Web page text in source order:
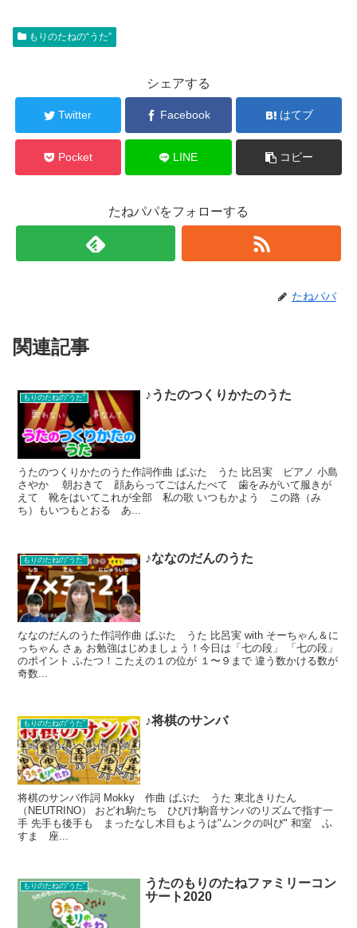
もりのたねの“うた”
シェアする
Twitter Facebook はてブ
Pocket LINE コピー
たねパパをフォローする
たねパパ
関連記事
もりのたねの“うた” ♪うたのつくりかたのうた
うたのつくりかたのうた作詞作曲 ばぶた うた 比呂実 ピアノ 小島
さやか 朝おきて 顔あらってごはんたべて 歯をみがいて服きが
えて 靴をはいてこれが全部 私の歌 いつもかよう この路（み
ち）もいつもとおる あ...
もりのたねの“うた” ♪ななのだんのうた
ななのだんのうた作詞作曲 ばぶた うた 比呂実 with そーちゃん＆に
っちゃん さぁ お勉強はじめましょう！今日は「七の段」 「七の段」
のポイント ふたつ！こたえの１の位が １〜９まで 違う数かける数が
奇数...
もりのたねの“うた” ♪将棋のサンバ
将棋のサンバ作詞 Mokky 作曲 ばぶた うた 東北きりたん
（NEUTRINO） おどれ駒たち ひびけ駒音サンバのリズムで指す一
手 先手も後手も まったなし木目もようは"ムンクの叫び" 和室 ふ
すま 座...
もりのたねの“うた”
うたのもりのたねファミリーコン
サート2020